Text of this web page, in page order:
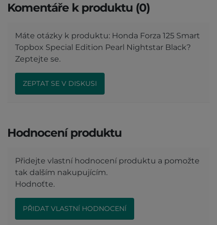
Komentáře k produktu (0)
Máte otázky k produktu: Honda Forza 125 Smart
Topbox Special Edition Pearl Nightstar Black?
Zeptejte se.
ZEPTAT SE V DISKUSI
Hodnocení produktu
Přidejte vlastní hodnocení produktu a pomožte
tak dalším nakupujícím.
Hodnoťte.
PŘIDAT VLASTNÍ HODNOCENÍ